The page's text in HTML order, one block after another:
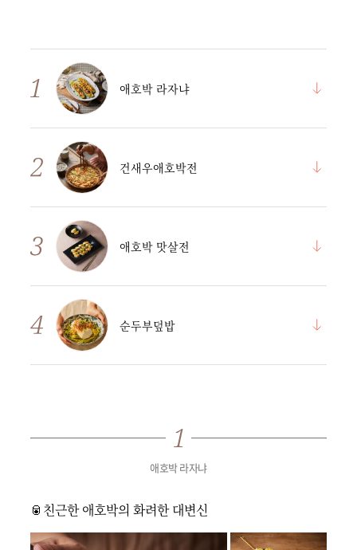
애호박 라자냐
건새우애호박전
애호박 맛살전
순두부덮밥
애호박 라자냐
🥫친근한 애호박의 화려한 대변신